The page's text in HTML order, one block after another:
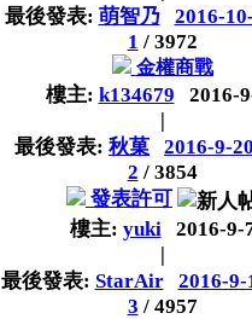
最後發表: 萌智乃
2016-
1 / 3972
金權商戰
樓主: k134679
2016-
|
最後發表: 秋菓
2016-9-
2 / 3854
發表許可
樓主: yuki
2016-9-
|
最後發表: StarAir
2016-9-
3 / 4957